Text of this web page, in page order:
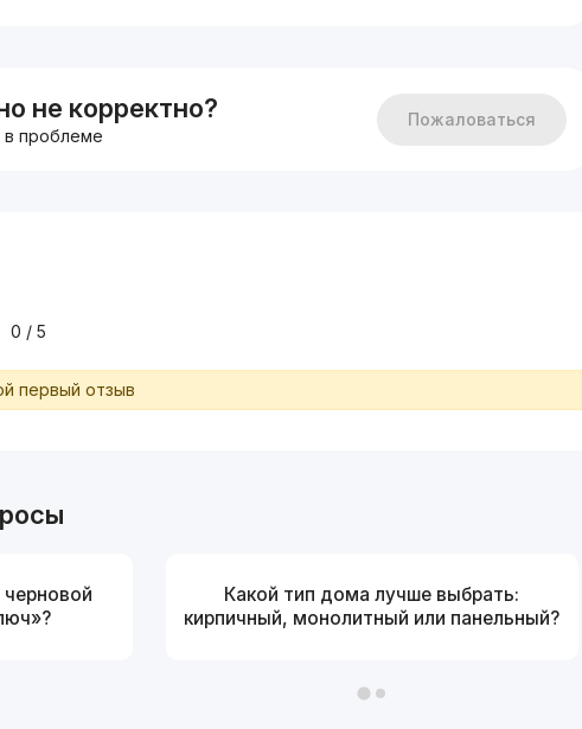
не корректно?
проблеме
Пожаловаться
0 / 5
первый отзыв
Какой тип дома лучше выбрать:
кирпичный, монолитный или панельный?